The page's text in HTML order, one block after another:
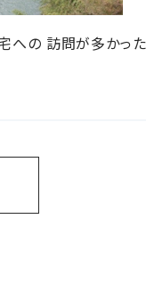
の 訪問が多かっ